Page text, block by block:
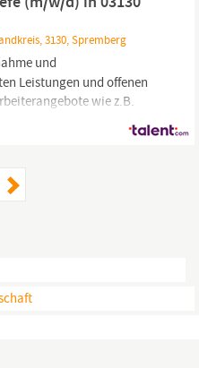
3130, Spremberg
und
Leistungen und offenen
wie z.B.
etc. Attraktive